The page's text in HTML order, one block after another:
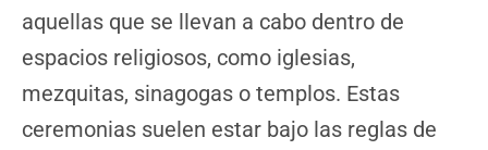
aquellas que se llevan a cabo dentro de
espacios religiosos, como iglesias,
mezquitas, sinagogas o templos. Estas
ceremonias suelen estar bajo las reglas de